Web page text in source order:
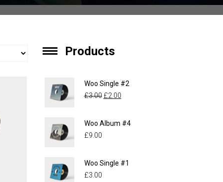
Products
Woo Single #2
£3.00 £2.00
Woo Album #4
£9.00
Woo Single #1
£3.00